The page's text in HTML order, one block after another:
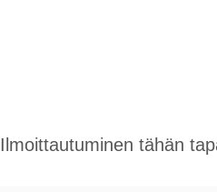
Ilmoittautuminen tähän